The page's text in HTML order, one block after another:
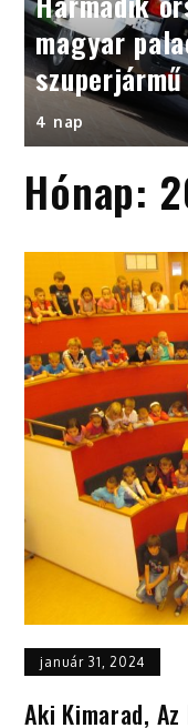
magyar
szuperjármű
4 nap
Hónap:
január 31, 2024
Aki Kimarad,